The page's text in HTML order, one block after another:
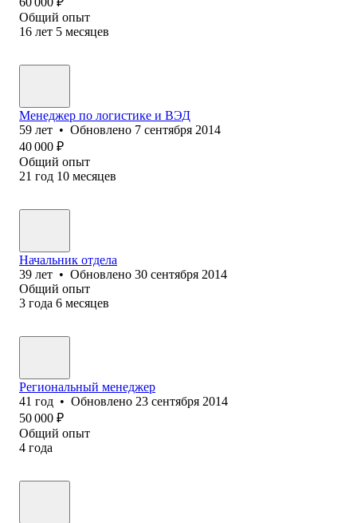
Общий опыт
16 лет 5 месяцев
Менеджер по логистике и ВЭД
59 лет • Обновлено 7 сентября 2014
40 000 ₽
Общий опыт
21 год 10 месяцев
Начальник отдела
39 лет • Обновлено 30 сентября 2014
Общий опыт
3 года 6 месяцев
Региональный менеджер
41 год • Обновлено 23 сентября 2014
50 000 ₽
Общий опыт
4 года